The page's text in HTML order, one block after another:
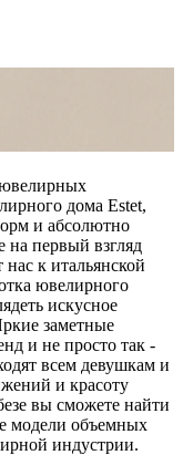
дома Estet,
и абсолютно
первый взгляд
к итальянской
ювелирного
искусное
заметные
и не просто так -
всем девушкам и
и красоту
вы сможете найти
модели объемных
индустрии.